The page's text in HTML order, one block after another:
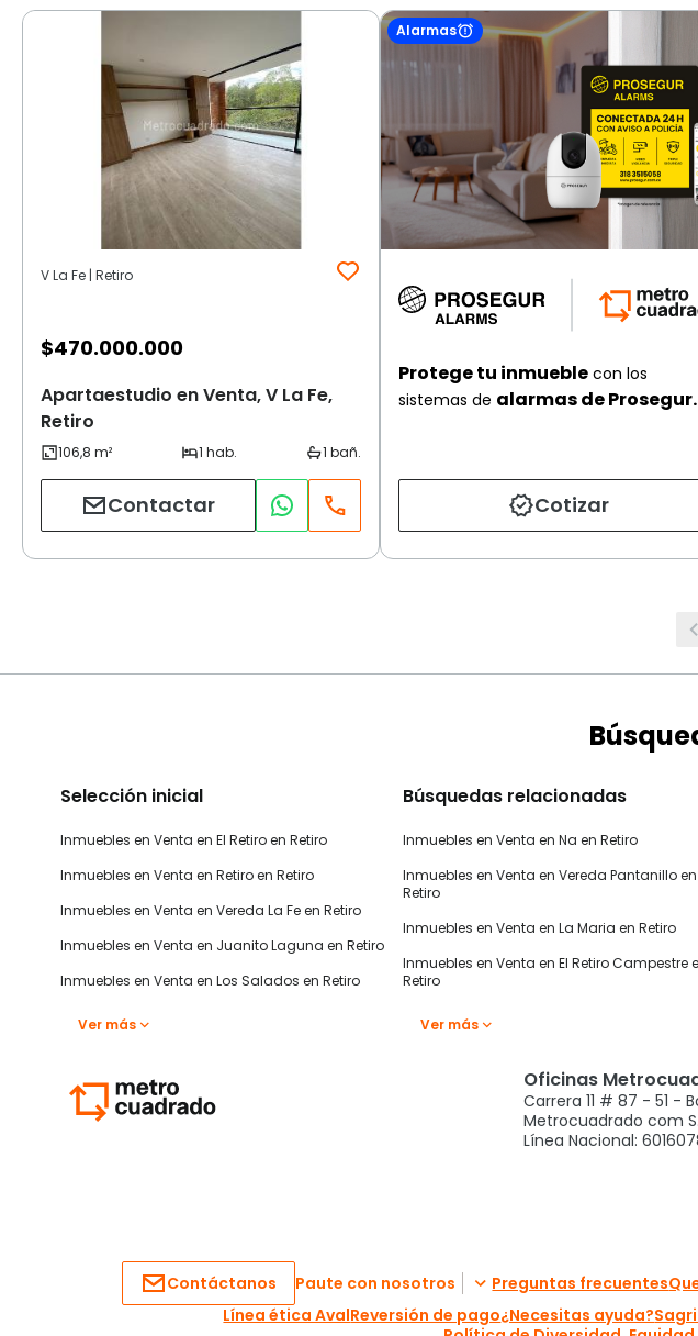
V La Fe | Retiro
$470.000.000
Apartaestudio en Venta, V La Fe,
Retiro
Contactar
Alarmas
Protege tu inmueble con los
sistemas de alarmas de Prosegur.
Cotizar